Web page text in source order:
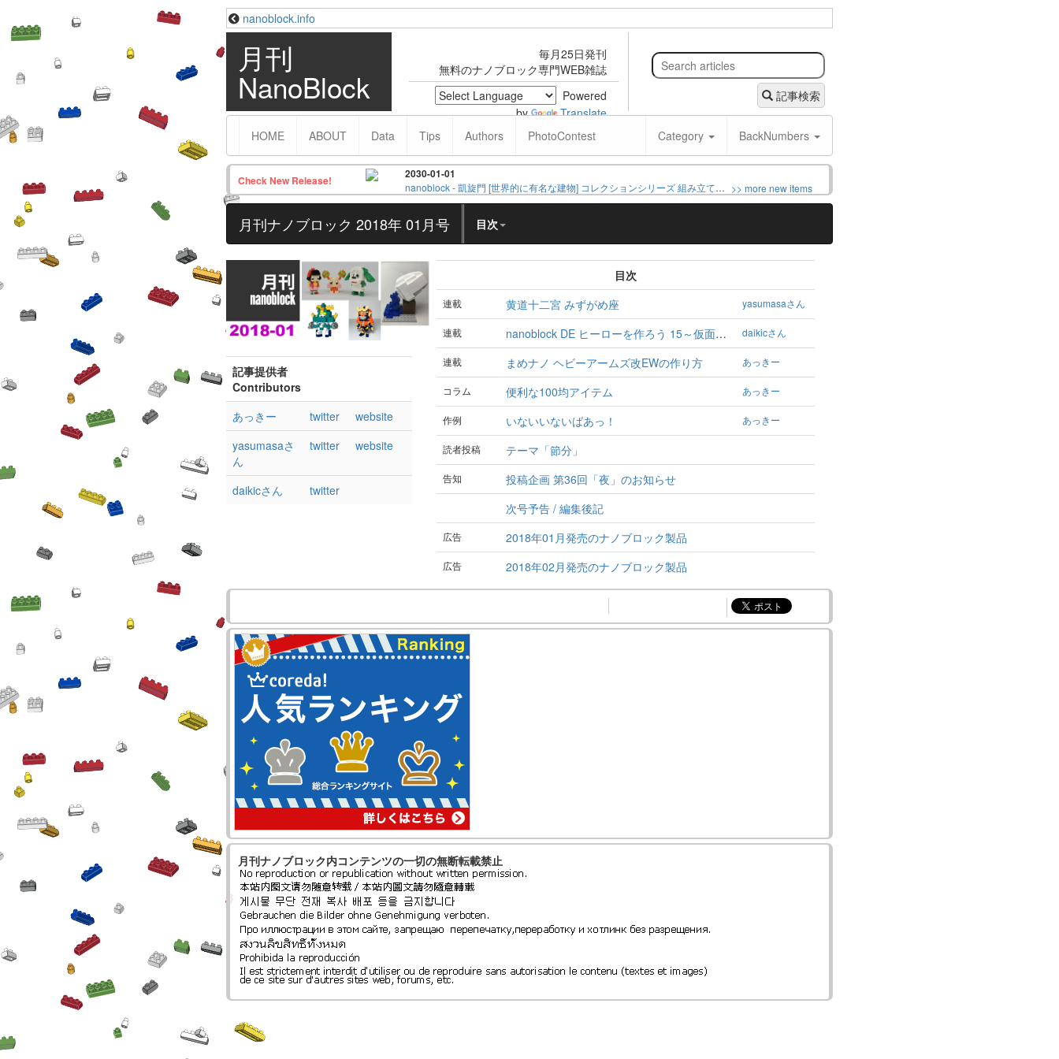
nanoblock.info
月刊
NanoBlock
毎月25日発刊
無料のナノブロック専門WEB雑誌
Powered
by
Translate
記事検索
HOME ABOUT Data Tips Authors PhotoContest Category BackNumbers
Check New Release! 2030-01-01
nanoblock - 凱旋門 [世界的に有名な建物] コレクションシリーズ 組み立てキット >> more new items
月刊ナノブロック 2018年 01月号 目次
記事提供者
Contributors
あっきー
twitter
website
yasumasaさ
ん
twitter website
daikicさん twitter
目次
連載 黄道十二宮 みずがめ座 yasumasaさん
連載 nanoblock DE ヒーローを作ろう 15～仮面ライダー鎧武編～ ＆第2期平成仮面ライダー大集合スペシャル daikicさん
連載 まめナノ ヘビーアームズ改EWの作り方 あっきー
コラム 便利な100均アイテム あっきー
作例 いないいないばあっ！ あっきー
読者投稿 テーマ「節分」
告知
投稿企画 第36回「夜」のお知らせ
次号予告 / 編集後記
広告 2018年01月発売のナノブロック製品
広告 2018年02月発売のナノブロック製品
月刊ナノブロック内コンテンツの一切の無断転載禁止